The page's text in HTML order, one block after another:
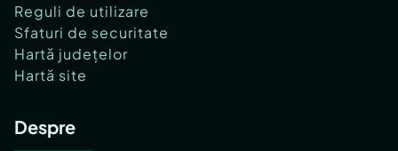
Reguli de utilizare
Sfaturi de securitate
Hartă județelor
Hartă site
Despre